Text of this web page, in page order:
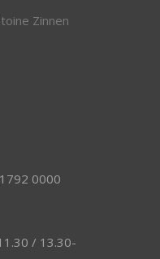
Zinnen
0000
/ 13.30-